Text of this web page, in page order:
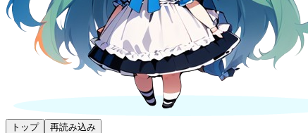
トップ 再読み込み